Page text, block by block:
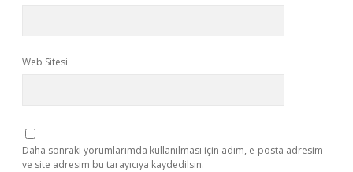
Web Sitesi
Daha sonraki yorumlarımda kullanılması için adım, e-posta adresim
ve site adresim bu tarayıcıya kaydedilsin.